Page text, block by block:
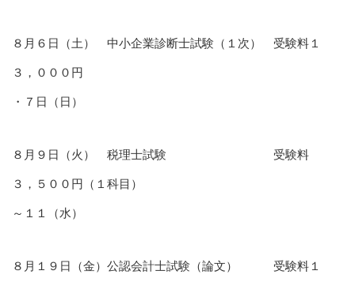
８月６日（土） 中小企業診断士試験（１次） 受験料１
３，０００円
・７日（日）
８月９日（火） 税理士試験 受験料
３，５００円（１科目）
～１１（水）
８月１９日（金）公認会計士試験（論文） 受験料１